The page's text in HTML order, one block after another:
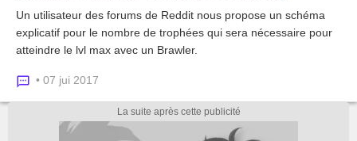
Un utilisateur des forums de Reddit nous propose un schéma
explicatif pour le nombre de trophées qui sera nécessaire pour
atteindre le lvl max avec un Brawler.
• 07 jui 2017